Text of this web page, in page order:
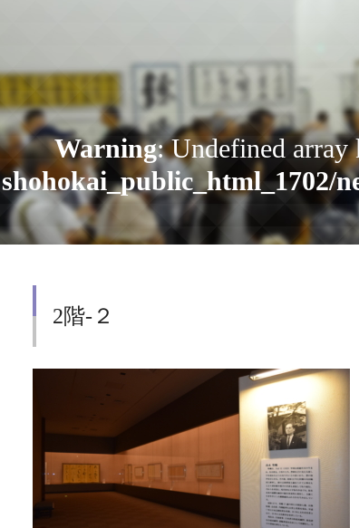
Warning: Undefined
shohokai_public_html_1702/
/home/kir596340/
2階-２
読売書
デジタ
オンラ